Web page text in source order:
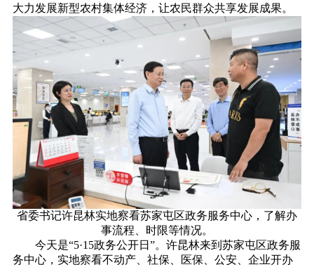
大力发展新型农村集体经济，让农民群众共享发展成果。
省委书记许昆林实地察看苏家屯区政务服务中心，了解办
事流程、时限等情况。
今天是“5·15政务公开日”。许昆林来到苏家屯区政务服
务中心，实地察看不动产、社保、医保、公安、企业开办